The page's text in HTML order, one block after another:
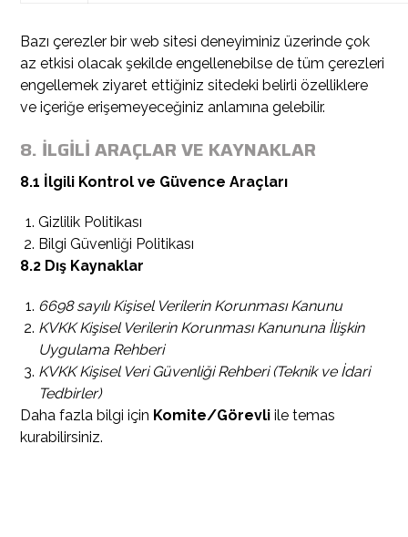
Bazı çerezler bir web sitesi deneyiminiz üzerinde çok
az etkisi olacak şekilde engellenebilse de tüm çerezleri
engellemek ziyaret ettiğiniz sitedeki belirli özelliklere
ve içeriğe erişemeyeceğiniz anlamına gelebilir.
8. İLGİLİ ARAÇLAR VE KAYNAKLAR
8.1 İlgili Kontrol ve Güvence Araçları
Gizlilik Politikası
Bilgi Güvenliği Politikası
8.2 Dış Kaynaklar
6698 sayılı Kişisel Verilerin Korunması Kanunu
KVKK Kişisel Verilerin Korunması Kanununa İlişkin
Uygulama Rehberi
KVKK Kişisel Veri Güvenliği Rehberi (Teknik ve İdari
Tedbirler)
Daha fazla bilgi için Komite/Görevliile temas
kurabilirsiniz.